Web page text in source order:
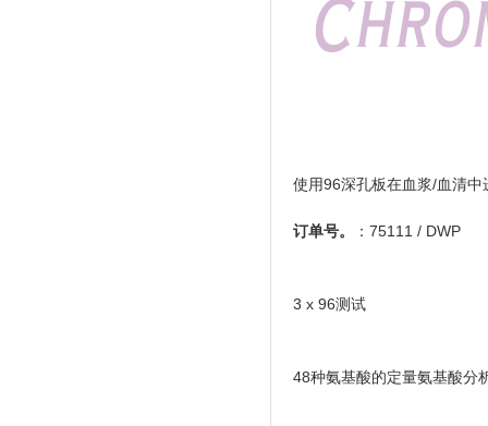
使用96深孔板在血浆/血清
订单号。 ：75111 / DWP
3 x 96测试
48种氨基酸的定量氨基酸分